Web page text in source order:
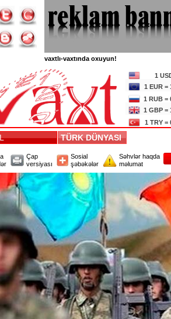
vaxtlı-vaxtında oxuyun!
1
1 EUR =
1 RUB =
1 GBP =
1 TRY =
TÜRK DÜNYASI
Çap
versiyası
Sosial
şəbəkələr
Səhvlər haqda
məlumat